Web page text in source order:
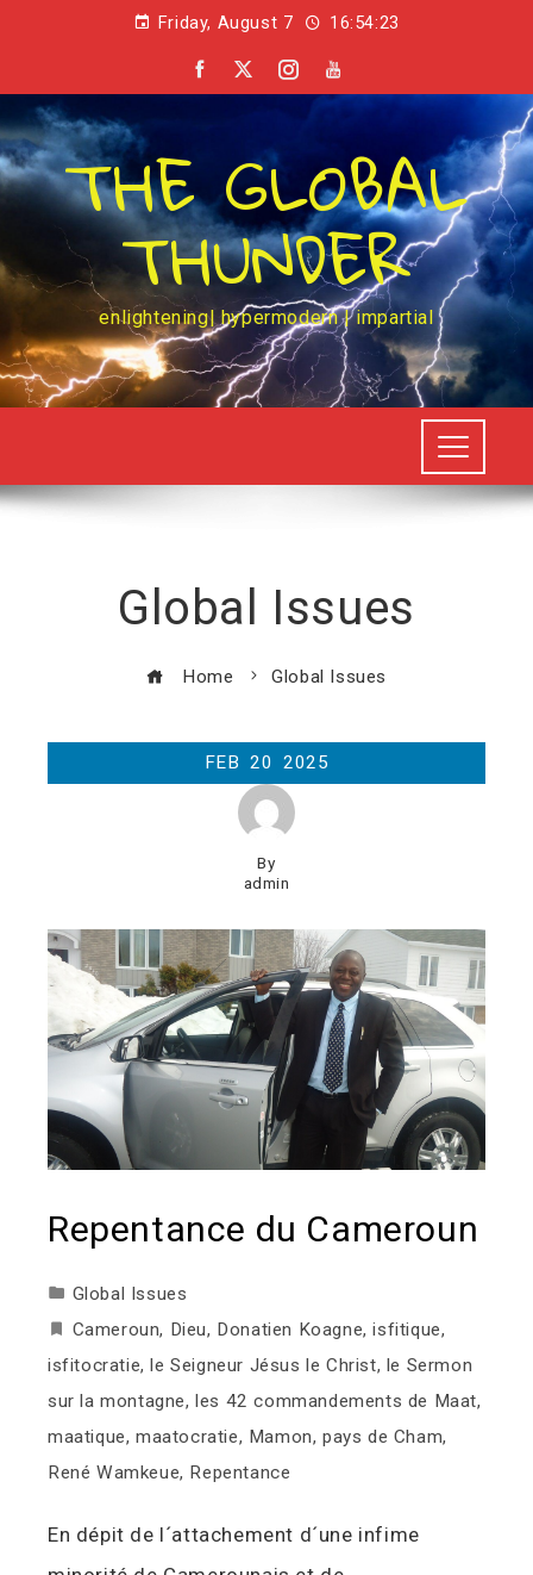
Friday, August 7 16:54:24
THE GLOBAL
THUNDER
enlightening| hypermodern | impartial
Global Issues
Home Global Issues
FEB 20 2025
By
admin
Repentance du Cameroun
Global Issues
Cameroun, Dieu, Donatien Koagne,isfitique,
isfitocratie, le Seigneur Jésus le Christ, le Sermon
sur la montagne, les 42 commandements de Maat,
maatique,maatocratie, Mamon,pays de Cham,
René Wamkeue, Repentance
En dépit de l´attachement d´une infime